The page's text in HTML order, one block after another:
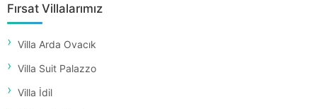
Fırsat Villalarımız
Villa Arda Ovacık
Villa Suit Palazzo
Villa İdil